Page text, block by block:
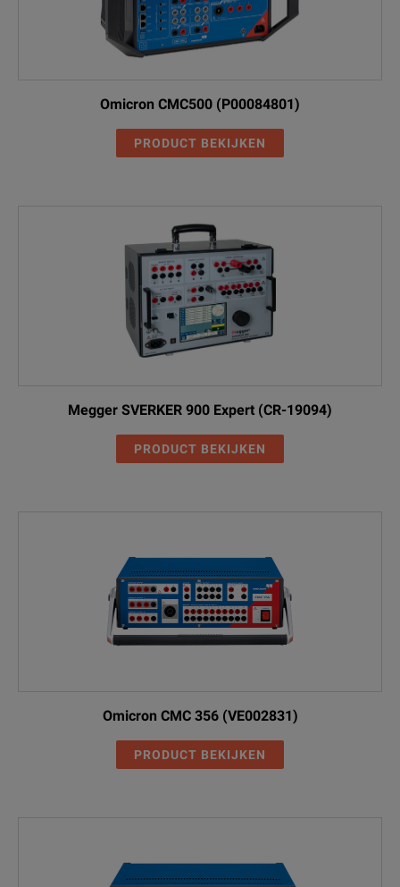
Omicron CMC500 (P00084801)
PRODUCT BEKIJKEN
Megger SVERKER 900 Expert (CR-19094)
PRODUCT BEKIJKEN
Omicron CMC 356 (VE002831)
PRODUCT BEKIJKEN